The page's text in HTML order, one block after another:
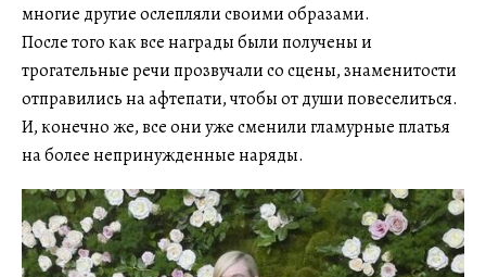
многие другие ослепляли своими образами.
После того как все награды были получены и
трогательные речи прозвучали со сцены, знаменитости
отправились на афтепати, чтобы от души повеселиться.
И, конечно же, все они уже сменили гламурные платья
на более непринужденные наряды.